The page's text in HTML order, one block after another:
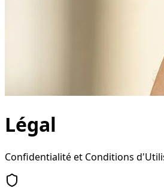
Légal
Confidentialité et Conditions